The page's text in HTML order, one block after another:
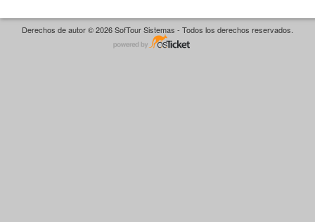
Derechos de autor © 2026 SofTour Sistemas - Todos los derechos reservados.